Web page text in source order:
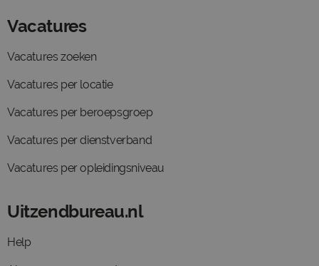
Vacatures
Vacatures zoeken
Vacatures per locatie
Vacatures per beroepsgroep
Vacatures per dienstverband
Vacatures per opleidingsniveau
Uitzendbureau.nl
Help